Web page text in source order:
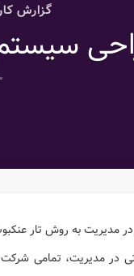
گزارش
عنکبوت در روز جمعه ۲۸ اردیبهشت در
در مدیریت، تمامی